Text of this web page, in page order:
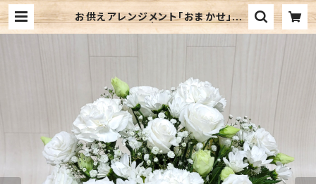
お供えアレンジメント「おまかせ」１
（色が選べます） | 宇都宮のお花屋さ